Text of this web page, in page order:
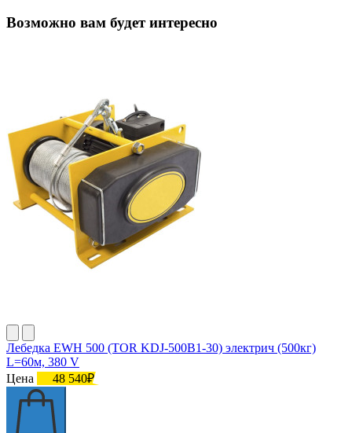
Возможно вам будет интересно
Лебедка EWH 500 (TOR KDJ-500B1-30) электрич (500кг)
L=60м, 380 V
Цена
48 540₽